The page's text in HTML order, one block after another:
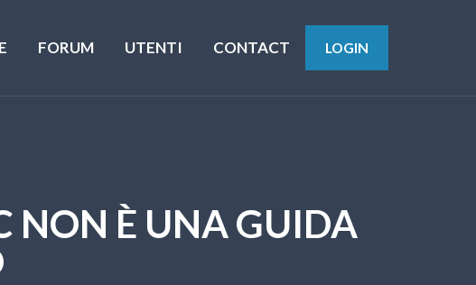
FORUM UTENTI CONTACT LOGIN
NON È UNA GUIDA